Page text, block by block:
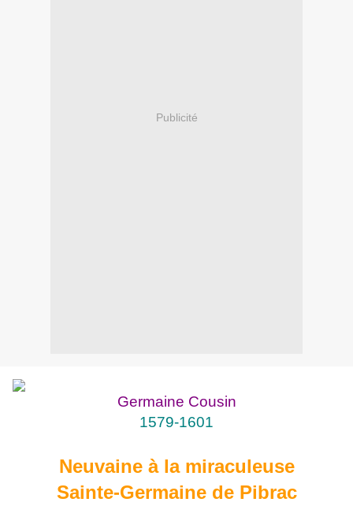
Publicité
Germaine Cousin
1579-1601
Neuvaine à la miraculeuse
Sainte-Germaine de Pibrac